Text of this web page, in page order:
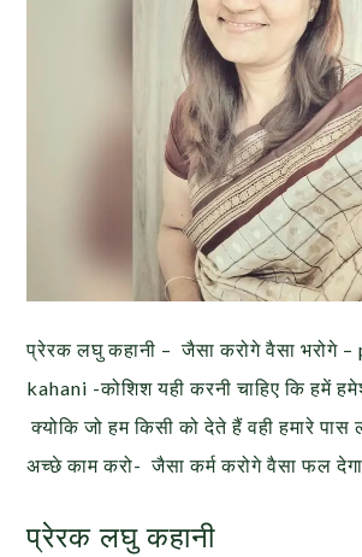
प्रेरक लघु कहानी – जैसा करोगे वैसा भरोगे
kahani -कोशिश यही करनी चाहिए कि हमें
क्योकि जो हम किसी को देते हैं वही हमारे
अच्छे काम करो- जैसा कर्म करोगे वैसा फल
प्रेरक लघु कहानी